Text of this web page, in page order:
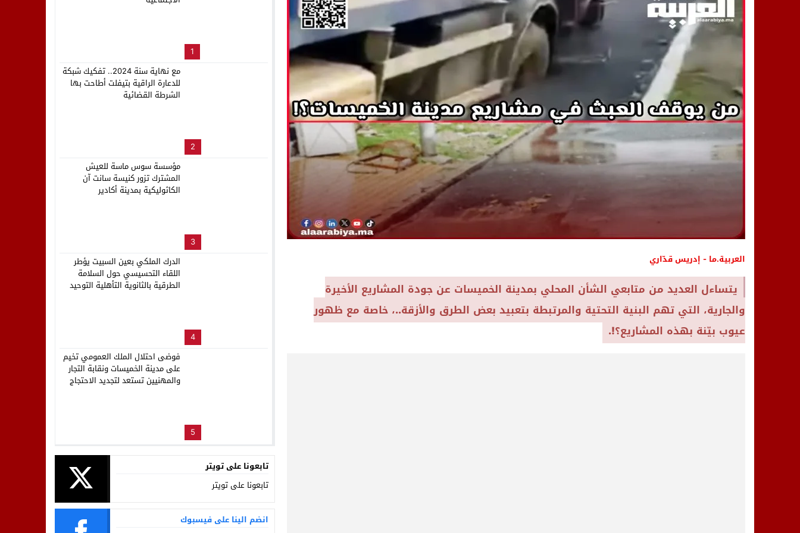
14:25 “العربية.ما” تنشر أخبار تيفلت وأصداء الأحداث فيها بصيغة أخرى 10:29 الجيش الملكي ينتفض ضد تعيين “ندالا” ويطالب بنزاهة النهائي
18:23
طاطا: “اعتداء” على حقوقي يشعل غضب الجمعيات وملف “ماء القصبة” يفجّر الأوضاع
13:35 عقول الغد تصنع المستقبل: مسابقة “Robot Innov” بمراكش تؤسس لجيل الابتكار والتكنولوجيا
العربية.ما - إدريس قدّاري
يتساءل العديد من متابعي الشأن المحلي بمدينة الخميسات عن جودة المشاريع الأخيرة
والجارية، التي تهم البنية التحتية والمرتبطة بتعبيد بعض الطرق والأزقة..، خاصة مع ظهور
عيوب بيّنة بهذه المشاريع؟!.
1
2
مع نهاية سنة 2024.. تفكيك شبكة
للدعارة الراقية بتيفلت أطاحت بها
الشرطة القضائية
3
مؤسسة سوس ماسة للعيش
المشترك تزور كنيسة سانت آن
الكاثوليكية بمدينة أكادير
4
الدرك الملكي بعين السبيت يؤطر
اللقاء التحسيسي حول السلامة
الطرقية بالثانوية التأهلية التوحيد
5
فوضى احتلال الملك العمومي تخيم
على مدينة الخميسات ونقابة التجار
والمهنيين تستعد لتجديد الاحتجاج
تابعونا على تويتر
تابعونا على تويتر
انضم الينا على فيسبوك